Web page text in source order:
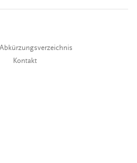
Abkürzungsverzeichnis
Kontakt